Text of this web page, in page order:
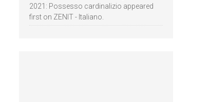
2021: Possesso cardinalizio appeared
first on ZENIT - Italiano.